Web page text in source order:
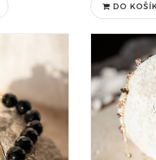
DO